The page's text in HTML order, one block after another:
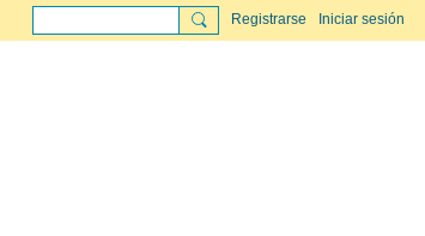
Registrarse Iniciar sesión